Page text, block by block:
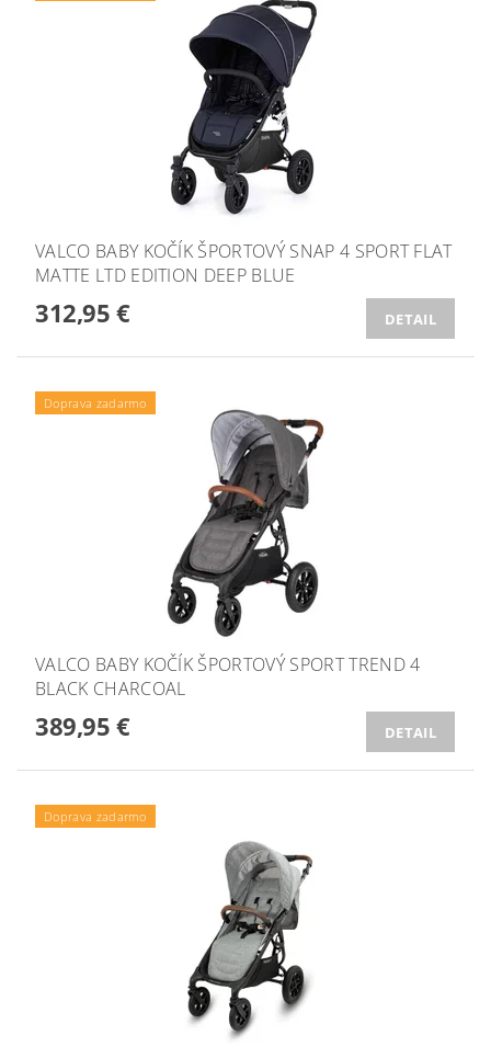
VALCO BABY KOČÍK ŠPORTOVÝ SNAP 4 SPORT FLAT
MATTE LTD EDITION DEEP BLUE
312,95 € DETAIL
Doprava zadarmo
VALCO BABY KOČÍK ŠPORTOVÝ SPORT TREND 4
BLACK CHARCOAL
389,95 € DETAIL
Doprava zadarmo